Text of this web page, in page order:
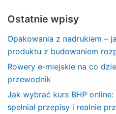
Ostatnie wpisy
Opakowania z nadrukiem –
produktu z budowaniem
Rowery e‑miejskie na co
przewodnik
Jak wybrać kurs BHP
spełniał przepisy i realnie